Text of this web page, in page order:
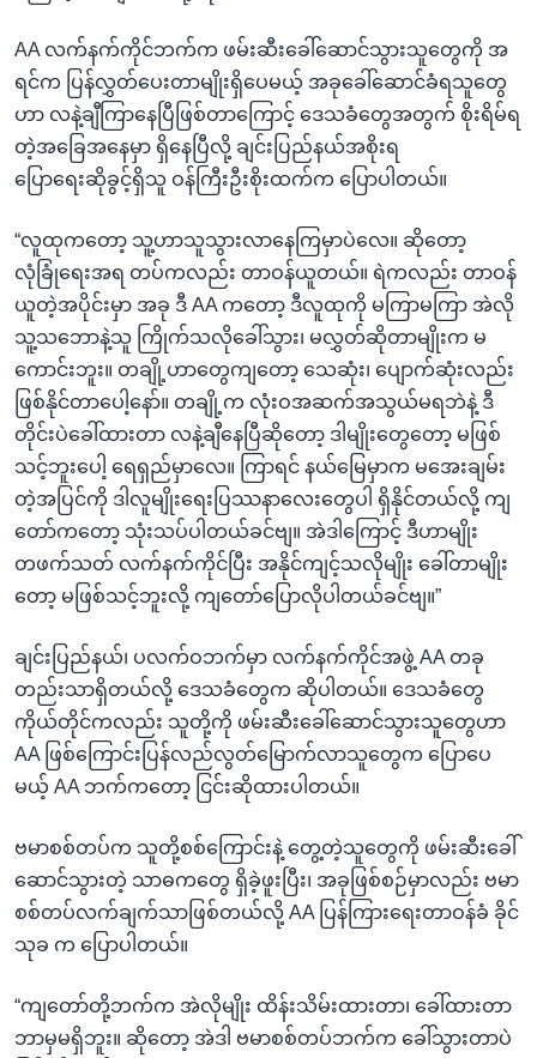
AA လက်နက်ကိုင်ဘက်က ဖမ်းဆီးခေါ်ဆောင်သွားသူတွေကို အ
ရင်က ပြန်လွှတ်ပေးတာမျိုးရှိပေမယ့် အခုခေါ်ဆောင်ခံရသူတွေ
ဟာ လနဲ့ချီကြာနေပြီဖြစ်တာကြောင့် ဒေသခံတွေအတွက် စိုးရိမ်ရ
တဲ့အခြေအနေမှာ ရှိနေပြီလို့ ချင်းပြည်နယ်အစိုးရ
ပြောရေးဆိုခွင့်ရှိသူ ဝန်ကြီးဦးစိုးထက်က ပြောပါတယ်။
“လူထုကတော့ သူ့ဟာသူသွားလာနေကြမှာပဲလေ။ ဆိုတော့
လုံခြုံရေးအရ တပ်ကလည်း တာဝန်ယူတယ်။ ရဲကလည်း တာဝန်
ယူတဲ့အပိုင်းမှာ အခု ဒီ AA ကတော့ ဒီလူထုကို မကြာမကြာ အဲလို
သူ့သဘောနဲ့သူ ကြိုက်သလိုခေါ်သွား၊ မလွှတ်ဆိုတာမျိုးက မ
ကောင်းဘူး။ တချို့ဟာတွေကျတော့ သေဆုံး၊ ပျောက်ဆုံးလည်း
ဖြစ်နိုင်တာပေါ့နော်။ တချို့က လုံးဝအဆက်အသွယ်မရဘဲနဲ့ ဒီ
တိုင်းပဲခေါ်ထားတာ လနဲ့ချီနေပြီဆိုတော့ ဒါမျိုးတွေတော့ မဖြစ်
သင့်ဘူးပေါ့ ရေရှည်မှာလေ။ ကြာရင် နယ်မြေမှာက မအေးချမ်း
တဲ့အပြင်ကို ဒါလူမျိုးရေးပြဿနာလေးတွေပါ ရှိနိုင်တယ်လို့ ကျ
တော်ကတော့ သုံးသပ်ပါတယ်ခင်ဗျ။ အဲဒါကြောင့် ဒီဟာမျိုး
တဖက်သတ် လက်နက်ကိုင်ပြီး အနိုင်ကျင့်သလိုမျိုး ခေါ်တာမျိုး
တော့ မဖြစ်သင့်ဘူးလို့ ကျတော်ပြောလိုပါတယ်ခင်ဗျ။”
ချင်းပြည်နယ်၊ ပလက်ဝဘက်မှာ လက်နက်ကိုင်အဖွဲ့ AA တခု
တည်းသာရှိတယ်လို့ ဒေသခံတွေက ဆိုပါတယ်။ ဒေသခံတွေ
ကိုယ်တိုင်ကလည်း သူတို့ကို ဖမ်းဆီးခေါ်ဆောင်သွားသူတွေဟာ
AA ဖြစ်ကြောင်းပြန်လည်လွတ်မြောက်လာသူတွေက ပြောပေ
မယ့် AA ဘက်ကတော့ ငြင်းဆိုထားပါတယ်။
ဗမာစစ်တပ်က သူတို့စစ်ကြောင်းနဲ့ တွေ့တဲ့သူတွေကို ဖမ်းဆီးခေါ်
ဆောင်သွားတဲ့ သာဓကတွေ ရှိခဲ့ဖူးပြီး၊ အခုဖြစ်စဉ်မှာလည်း ဗမာ
စစ်တပ်လက်ချက်သာဖြစ်တယ်လို့ AA ပြန်ကြားရေးတာဝန်ခံ ခိုင်
သုခ က ပြောပါတယ်။
“ကျတော်တို့ဘက်က အဲလိုမျိုး ထိန်းသိမ်းထားတာ၊ ခေါ်ထားတာ
ဘာမှမရှိဘူး။ ဆိုတော့ အဲဒါ ဗမာစစ်တပ်ဘက်က ခေါ်သွားတာပဲ